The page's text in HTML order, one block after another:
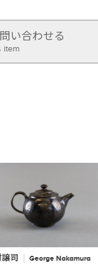
い合わせる
item
司 George Nakamura